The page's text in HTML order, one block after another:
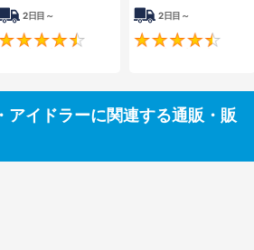
4.5
2日目～
4.5
2日目～
アイドラーに関連する通販・販